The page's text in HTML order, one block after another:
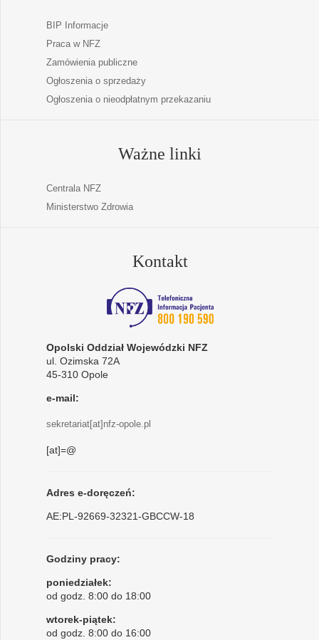
BIP Informacje
Praca w NFZ
Zamówienia publiczne
Ogłoszenia o sprzedaży
Ogłoszenia o nieodpłatnym przekazaniu
Ważne linki
Centrala NFZ
Ministerstwo Zdrowia
Kontakt
Opolski Oddział Wojewódzki NFZ
ul. Ozimska 72A
45-310 Opole
e-mail:
sekretariat[at]nfz-opole.pl
[at]=@
Adres e-doręczeń:
AE:PL-92669-32321-GBCCW-18
Godziny pracy:
poniedziałek:
od godz. 8:00 do 18:00
wtorek-piątek:
od godz. 8:00 do 16:00